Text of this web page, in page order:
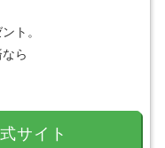
ト。
ら
サイト